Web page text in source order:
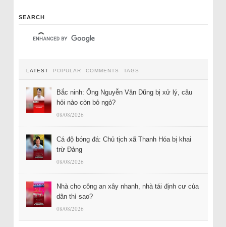
SEARCH
LATEST POPULAR COMMENTS TAGS
Bắc ninh: Ông Nguyễn Văn Dũng bị xử lý, câu
hỏi nào còn bỏ ngỏ?
08/08/2026
Cá độ bóng đá: Chủ tịch xã Thanh Hóa bị khai
trừ Đảng
08/08/2026
Nhà cho công an xây nhanh, nhà tái định cư của
dân thì sao?
08/08/2026